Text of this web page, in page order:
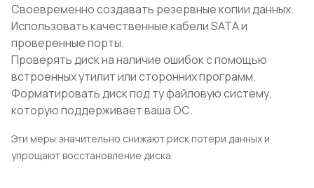
Своевременно создавать резервные копии данных.
Использовать качественные кабели SATA и
проверенные порты.
Проверять диск на наличие ошибок с помощью
встроенных утилит или сторонних программ.
Форматировать диск под ту файловую систему,
которую поддерживает ваша ОС.
Эти меры значительно снижают риск потери данных и
упрощают восстановление диска.